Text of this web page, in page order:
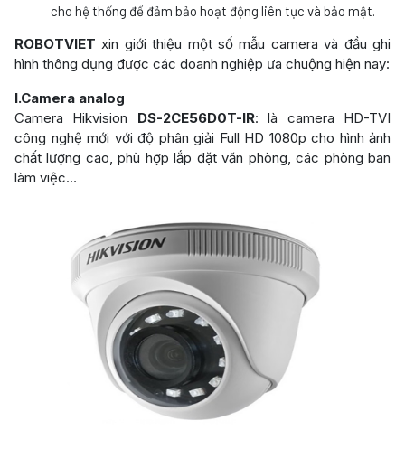
cho hệ thống để đảm bảo hoạt động liên tục và bảo mật.
ROBOTVIET xin giới thiệu một số mẫu camera và đầu ghi
hình thông dụng được các doanh nghiệp ưa chuộng hiện nay:
I.Camera analog
Camera Hikvision DS-2CE56D0T-IR: là camera HD-TVI
công nghệ mới với độ phân giải Full HD 1080p cho hình ảnh
chất lượng cao, phù hợp lắp đặt văn phòng, các phòng ban
làm việc…